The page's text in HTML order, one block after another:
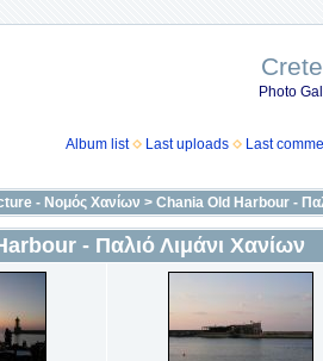
Photo
Album list Last uploads Last
- Νομός Χανίων > Chania Old Harbour -
- Παλιό Λιμάνι Χανίων